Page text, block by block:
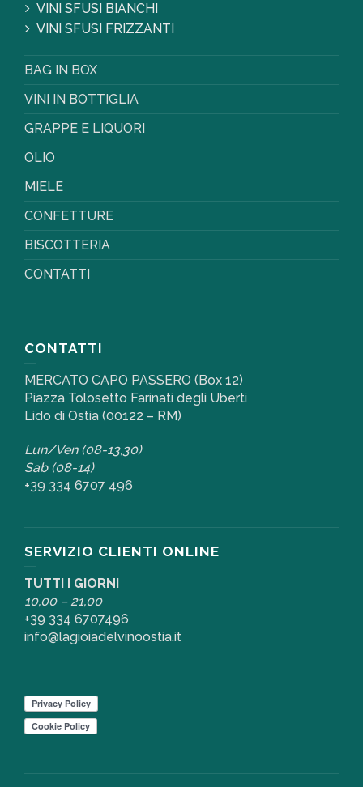
VINI SFUSI BIANCHI
VINI SFUSI FRIZZANTI
BAG IN BOX
VINI IN BOTTIGLIA
GRAPPE E LIQUORI
OLIO
MIELE
CONFETTURE
BISCOTTERIA
CONTATTI
CONTATTI
MERCATO CAPO PASSERO (Box 12)
Piazza Tolosetto Farinati degli Uberti
Lido di Ostia (00122 – RM)
Lun/Ven (08-13,30)
Sab (08-14)
+39 334 6707 496
SERVIZIO CLIENTI ONLINE
TUTTI I GIORNI
10,00 – 21,00
+39 334 6707496
info@lagioiadelvinoostia.it